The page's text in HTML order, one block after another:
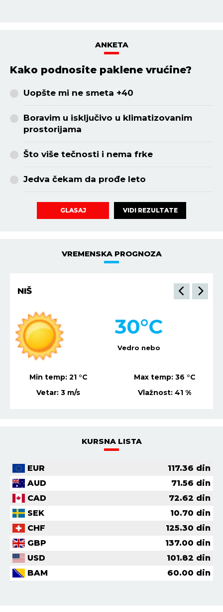
ANKETA
Kako podnosite paklene vrućine?
Uopšte mi ne smeta +40
Boravim u isključivo u klimatizovanim
prostorijama
Što više tečnosti i nema frke
Jedva čekam da prođe leto
GLASAJ VIDI REZULTATE
VREMENSKA PROGNOZA
NIŠ
Vedro nebo
30°C
Min temp: 21 °C Max temp: 36 °C
Vetar:3 m/s Vlažnost:41 %
KURSNA LISTA
EUR 117.36 din
AUD
71.56 din
CAD
72.62 din
SEK
10.70 din
CHF
125.30 din
GBP
137.00 din
USD
101.82 din
BAM
60.00 din